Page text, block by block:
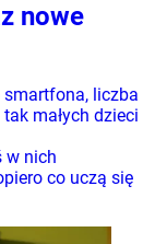
nowe
smartfona, liczba
małych dzieci
w nich
co uczą się